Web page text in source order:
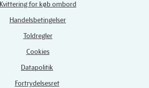
Kvittering for køb ombord
Handelsbetingelser
Toldregler
Cookies
Datapolitik
Fortrydelsesret